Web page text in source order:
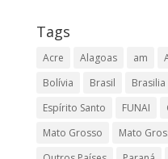
Tags
Acre Alagoas am
Bolívia
Brasil Brasilia
Espírito Santo
FUNAI
Mato Grosso
Mato